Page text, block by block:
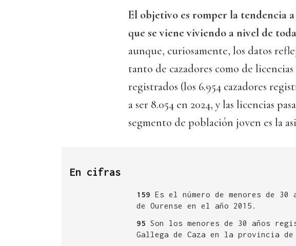
El objetivo es romper la tendencia
que se viene viviendo a nivel de
aunque, curiosamente, los datos
tanto de cazadores como de
registrados (los 6.954 cazadores
a ser 8.054 en 2024, y las licencias
segmento de población joven es la
En cifras
159 Es el número de menores de
de Ourense en el año 2015.
95 Son los menores de 30 años
Gallega de Caza en la provincia de